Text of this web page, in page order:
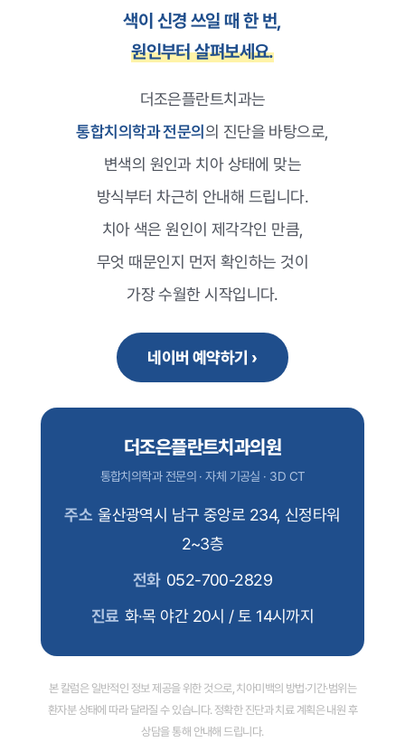
색이 신경 쓰일 때 한 번,
원인부터 살펴보세요.
더조은플란트치과는
통합치의학과 전문의 의 진단을 바탕으로,
변색의 원인과 치아 상태에 맞는
방식부터 차근히 안내해 드립니다.
치아 색은 원인이 제각각인 만큼,
무엇 때문인지 먼저 확인하는 것이
가장 수월한 시작입니다.
네이버 예약하기 ›
더조은플란트치과의원
통합치의학과 전문의 · 자체 기공실 · 3D CT
주소 울산광역시 남구 중앙로 234, 신정타워
2~3층
전화 052-700-2829
진료 화·목 야간 20시 / 토 14시까지
본 칼럼은 일반적인 정보 제공을 위한 것으로, 치아미백의 방법·기간·범위는
환자분 상태에 따라 달라질 수 있습니다. 정확한 진단과 치료 계획은 내원 후
상담을 통해 안내해 드립니다.